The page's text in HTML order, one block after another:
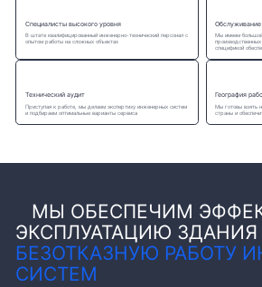
Специалисты высокого уровня
В штате квалифицированный инженерно-технический персонал с
опытом работы на сложных объектах
Обслуживание
Мы имеем
спецификой
Технический аудит
Приступая к работе, мы делаем экспертизу инженерных систем
и подбираем оптимальные варианты сервиса
География
Мы готовы взять
страны и
МЫ ОБЕСПЕЧИМ
ЭКСПЛУАТАЦИЮ ЗДАНИЯ
БЕЗОТКАЗНУЮ РАБОТУ
СИСТЕМ